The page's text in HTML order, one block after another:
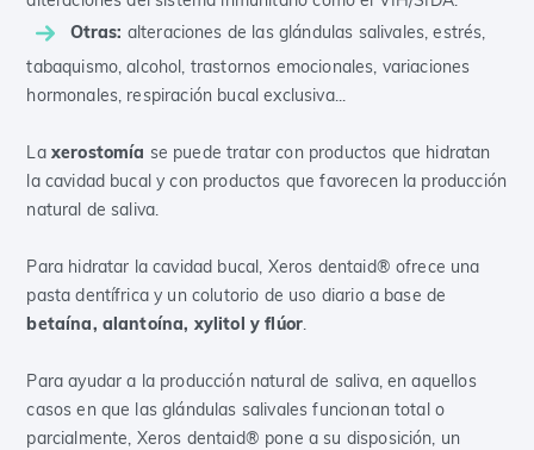
Otras: alteraciones de las glándulas salivales, estrés,
tabaquismo, alcohol, trastornos emocionales, variaciones
hormonales, respiración bucal exclusiva...
La xerostomía se puede tratar con productos que hidratan
la cavidad bucal y con productos que favorecen la producción
natural de saliva.
Para hidratar la cavidad bucal, Xeros dentaid® ofrece una
pasta dentífrica y un colutorio de uso diario a base de
betaína, alantoína, xylitol y flúor.
Para ayudar a la producción natural de saliva, en aquellos
casos en que las glándulas salivales funcionan total o
parcialmente, Xeros dentaid® pone a su disposición, un